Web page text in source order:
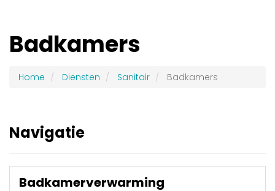
Badkamers
Home Diensten Sanitair Badkamers
Navigatie
Badkamerverwarming